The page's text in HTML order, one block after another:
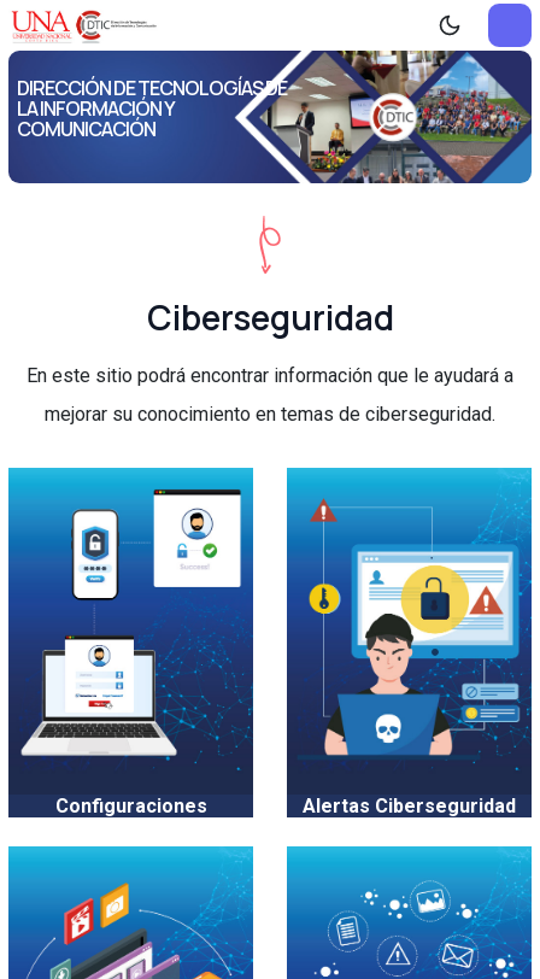
DIRECCIÓN DE TECNOLOGÍAS DE
LA INFORMACIÓN Y
COMUNICACIÓN
Ciberseguridad
En este sitio podrá encontrar información que le ayudará a
mejorar su conocimiento en temas de ciberseguridad.
Configuraciones Alertas Ciberseguridad